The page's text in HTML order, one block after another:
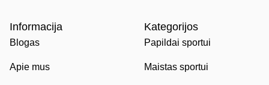
Informacija
Blogas
Apie mus
Kategorijos
Papildai sportui
Maistas sportui